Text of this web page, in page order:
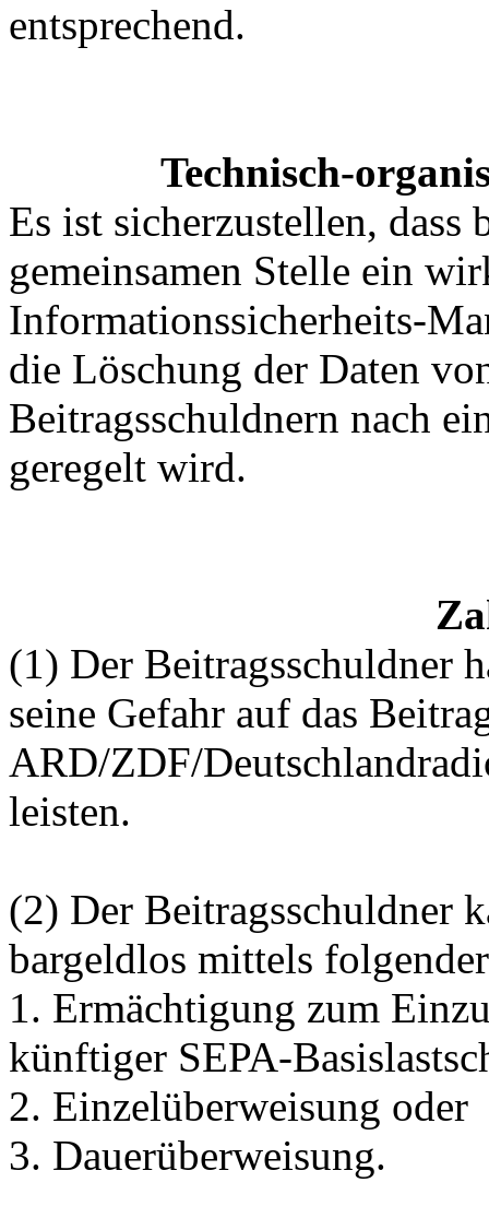
entsprechend.
Technisch-
Es ist sicherzustellen, dass
gemeinsamen Stelle ein
Informationssicherheits-
die Löschung der Daten
Beitragsschuldnern nach
geregelt wird.
(1) Der Beitragsschuldner
seine Gefahr auf das
ARD/ZDF/
leisten.
(2) Der Beitragsschuldner
bargeldlos mittels
1. Ermächtigung zum
künftiger SEPA-
2. Einzelüberweisung oder
3. Dauerüberweisung.